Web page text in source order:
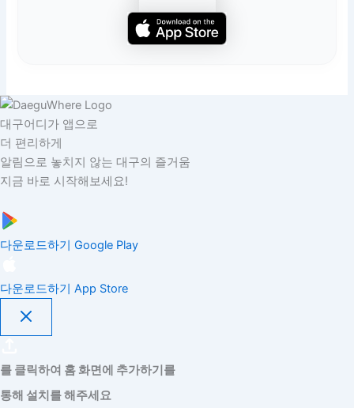
대구어디가 앱으로
더 편리하게
알림으로 놓치지 않는 대구의 즐거움
지금 바로 시작해보세요!
다운로드하기 Google Play
다운로드하기 App Store
를 클릭하여 홈 화면에 추가하기를
통해 설치를 해주세요